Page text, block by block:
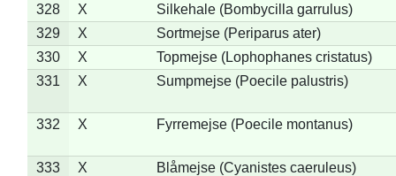
328
X
Silkehale (Bombycilla garrulus)
329
X
Sortmejse (Periparus ater)
330
X
Topmejse (Lophophanes cristatus)
331
X Sumpmejse (Poecile palustris)
332 X Fyrremejse (Poecile montanus)
333 X
Blåmejse (Cyanistes caeruleus)